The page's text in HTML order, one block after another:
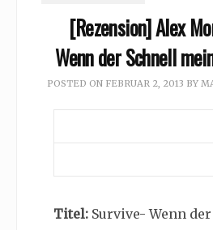
[Rezension] Alex
Wenn der Schnell
POSTED ON FEBRUAR 2, 2013 BY
Titel: Survive- Wenn